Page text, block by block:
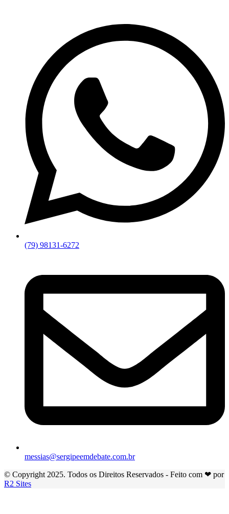
(79) 98131-6272
messias@sergipeemdebate.com.br
© Copyright 2025. Todos os Direitos Reservados - Feito com ❤ por
R2 Sites